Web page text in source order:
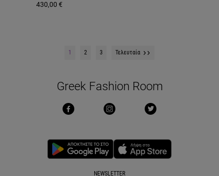
430,00 €
1 2 3 Τελευταία
Greek Fashion Room
NEWSLETTER